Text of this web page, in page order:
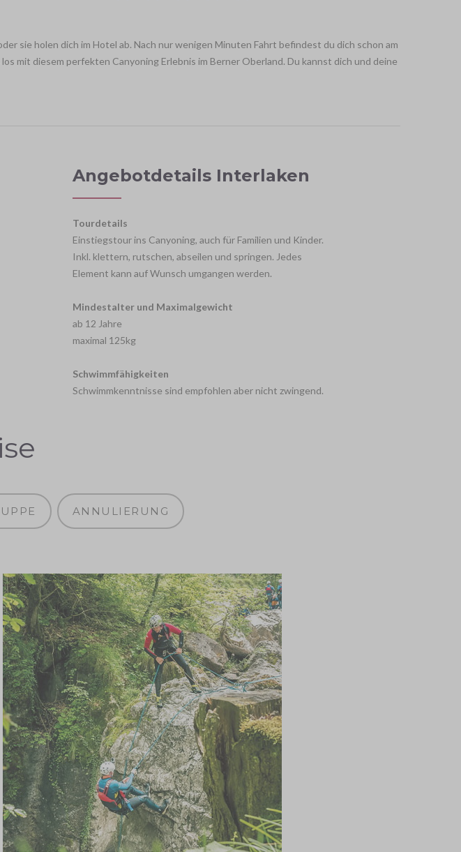
sie holen dich im Hotel ab. Nach nur wenigen Minuten Fahrt befindest du dich schon am
mit diesem perfekten Canyoning Erlebnis im Berner Oberland. Du kannst dich und deine
Angebotdetails Interlaken
Tourdetails
Einstiegstour ins Canyoning, auch für Familien und Kinder.
Inkl. klettern, rutschen, abseilen und springen. Jedes
Element kann auf Wunsch umgangen werden.
Mindestalter und Maximalgewicht
ab 12 Jahre
maximal 125kg
Schwimmfähigkeiten
Schwimmkenntnisse sind empfohlen aber nicht zwingend.
ANNULIERUNG